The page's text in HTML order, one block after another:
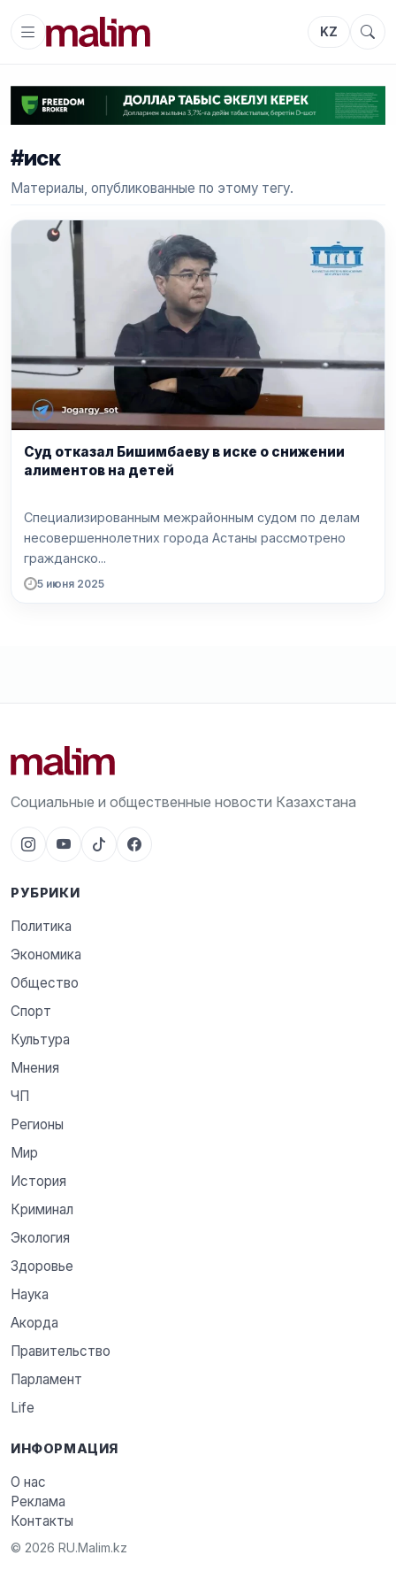
KZ
#иск
Материалы, опубликованные по этому тегу.
Суд отказал Бишимбаеву в иске о снижении
алиментов на детей
Специализированным межрайонным судом по делам
несовершеннолетних города Астаны рассмотрено
гражданско...
5 июня 2025
Социальные и общественные новости Казахстана
РУБРИКИ
Политика
Экономика
Общество
Спорт
Культура
Мнения
ЧП
Регионы
Мир
История
Криминал
Экология
Здоровье
Наука
Акорда
Правительство
Парламент
Life
ИНФОРМАЦИЯ
О нас
Реклама
Контакты
© 2026 RU.Malim.kz